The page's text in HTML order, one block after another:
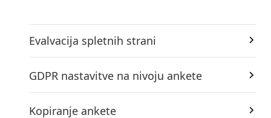
Evalvacija spletnih strani
GDPR nastavitve na nivoju ankete
Kopiranje ankete